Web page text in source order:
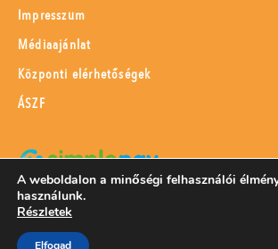
Impresszum
Médiaajánlat
Központi elérhetőségek
ÁSZF
SimplePay adattovábbítási nyilatkozat
A weboldalon a minőségi felhasználói
használunk.
Részletek
Elfogad